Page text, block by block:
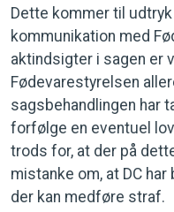
Dette kommer til
kommunikation med
aktindsigter i sagen er
Fødevarestyrelsen
sagsbehandlingen har
forfølge en eventuel
trods for, at der på
mistanke om, at DC
der kan medføre straf.